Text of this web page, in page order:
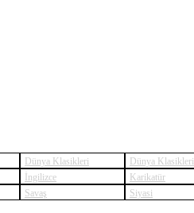
Dünya Klasikleri Dünya Klasikleri
İngilizce Karikatür
Savaş Siyasi